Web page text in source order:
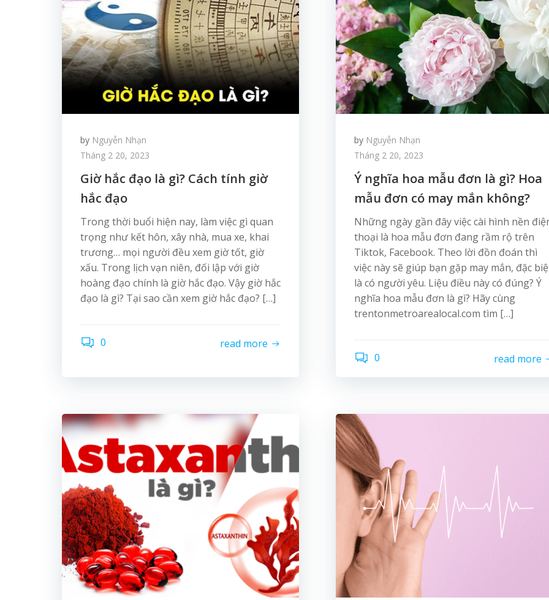
by Nguyễn Nhạn
Tháng 2 20, 2023
Giờ hắc đạo là gì? Cách tính giờ
hắc đạo
Trong thời buổi hiện nay, làm việc gì quan
trọng như kết hôn, xây nhà, mua xe, khai
trương… mọi người đều xem giờ tốt, giờ
xấu. Trong lịch vạn niên, đối lập với giờ
hoàng đạo chính là giờ hắc đạo. Vậy giờ hắc
đạo là gì? Tại sao cần xem giờ hắc đạo? […]
0 read more
by Nguyễn Nhạn
Tháng 2 20, 2023
Ý nghĩa hoa mẫu đơn là gì? Hoa
mẫu đơn có may mắn không?
Những ngày gần đây việc cài hình nền
thoại là hoa mẫu đơn đang rầm rộ trên
Tiktok, Facebook. Theo lời đồn đoán thì
việc này sẽ giúp bạn gặp may mắn, đặc
là có người yêu. Liệu điều này có đúng? Ý
nghĩa hoa mẫu đơn là gì? Hãy cùng
trentonmetroarealocal.com tìm […]
0 read more